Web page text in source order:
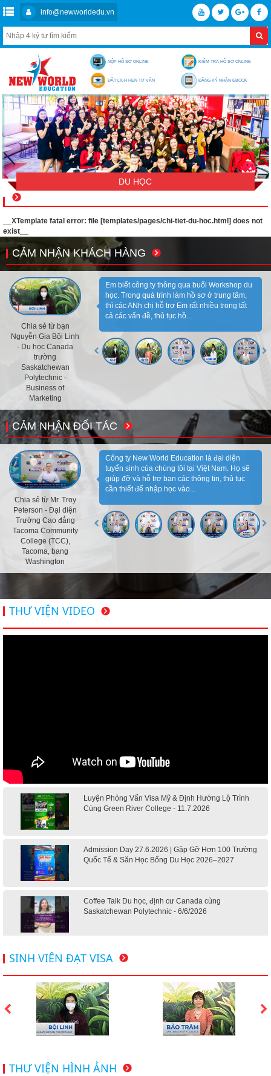
info@newworldedu.vn
NỘP HỒ SƠ ONLINE KIỂM TRA HỒ SƠ ONLINE
ĐẶT LỊCH HẸN TƯ VẤN ĐĂNG KÝ NHẬN EBOOK
DU HỌC
__XTemplate fatal error: file [templates/pages/chi-tiet-du-hoc.html] does not
exist__
CẢM NHẬN KHÁCH HÀNG
Chia sẻ từ bạn
Nguyễn Gia Bội Linh
- Du học Canada
trường
Saskatchewan
Polytechnic -
Business of
Marketing
Em biết công ty thông qua buổi Workshop du
học. Trong quá trình làm hồ sơ ở trung tâm,
thì các ANh chị hỗ trợ Em rất nhiều trong tất
cả các vấn đề, thủ tục hồ...
CẢM NHẬN ĐỐI TÁC
Chia sẻ từ Mr. Troy
Peterson - Đại diện
Trường Cao đẳng
Tacoma Community
College (TCC),
Tacoma, bang
Washington
Công ty New World Education là đại diện
tuyển sinh của chúng tôi tại Việt Nam. Họ sẽ
giúp đỡ và hỗ trợ bạn các thông tin, thủ tục
cần thiết để nhập học vào...
THƯ VIỆN VIDEO
Luyện Phỏng Vấn Visa Mỹ & Định Hướng Lộ Trình
Cùng Green River College - 11.7.2026
Admission Day 27.6.2026 | Gặp Gỡ Hơn 100 Trường
Quốc Tế & Săn Học Bổng Du Học 2026–2027
Coffee Talk Du học, định cư Canada cùng
Saskatchewan Polytechnic - 6/6/2026
Hội thảo du học Mỹ 18.4.2026 - Đại học Mỹ học phí
dưới 20k/ năm
Du học Mỹ 2026 - Lấy bằng cử nhân lúc 20 tuổi cùng
chương trình High School Completion, Washington
bạn khám phá
SINH VIÊN ĐẠT VISA
THƯ VIỆN HÌNH ẢNH